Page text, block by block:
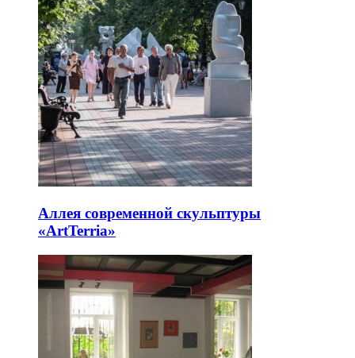
Аллея современной скульптуры
«ArtTerria»